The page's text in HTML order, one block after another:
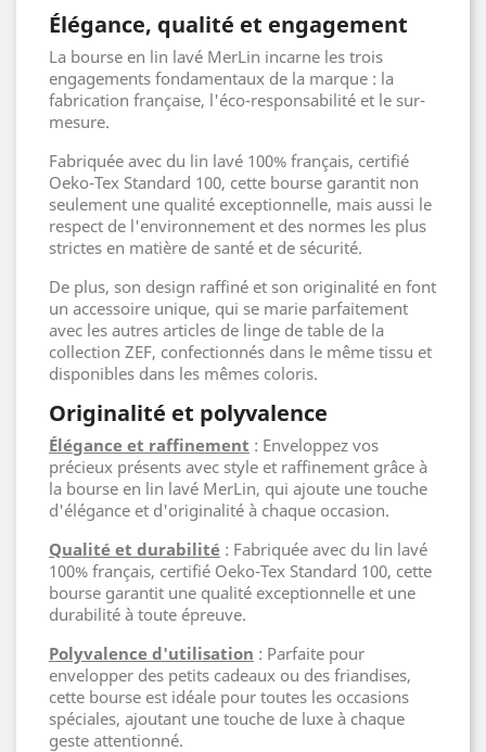
Élégance, qualité et engagement
La bourse en lin lavé MerLin incarne les trois
engagements fondamentaux de la marque : la
fabrication française, l'éco-responsabilité et le sur-
mesure.
Fabriquée avec du lin lavé 100% français, certifié
Oeko-Tex Standard 100, cette bourse garantit non
seulement une qualité exceptionnelle, mais aussi le
respect de l'environnement et des normes les plus
strictes en matière de santé et de sécurité.
De plus, son design raffiné et son originalité en font
un accessoire unique, qui se marie parfaitement
avec les autres articles de linge de table de la
collection ZEF, confectionnés dans le même tissu et
disponibles dans les mêmes coloris.
Originalité et polyvalence
Élégance et raffinement : Enveloppez vos
précieux présents avec style et raffinement grâce à
la bourse en lin lavé MerLin, qui ajoute une touche
d'élégance et d'originalité à chaque occasion.
Qualité et durabilité : Fabriquée avec du lin lavé
100% français, certifié Oeko-Tex Standard 100, cette
bourse garantit une qualité exceptionnelle et une
durabilité à toute épreuve.
Polyvalence d'utilisation : Parfaite pour
envelopper des petits cadeaux ou des friandises,
cette bourse est idéale pour toutes les occasions
spéciales, ajoutant une touche de luxe à chaque
geste attentionné.